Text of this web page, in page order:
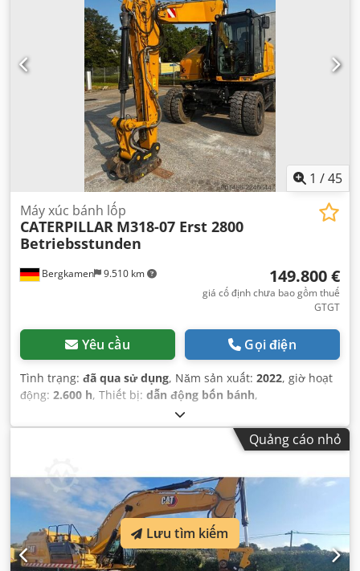
1 /45
Bergkamen 9.510 km
Máy xúc bánh lốp
CATERPILLAR M318-07 Erst 2800
Betriebsstunden
149.800 €
giá cố định chưa bao gồm thuế
GTGT
Yêu cầu Gọi điện
Tình trạng: đã qua sử dụng, Năm sản xuất: 2022, giờ hoạt
động: 2.600 h, Thiết bị: dẫn động bốn bánh,
Quảng cáo nhỏ
Lưu tìm kiếm